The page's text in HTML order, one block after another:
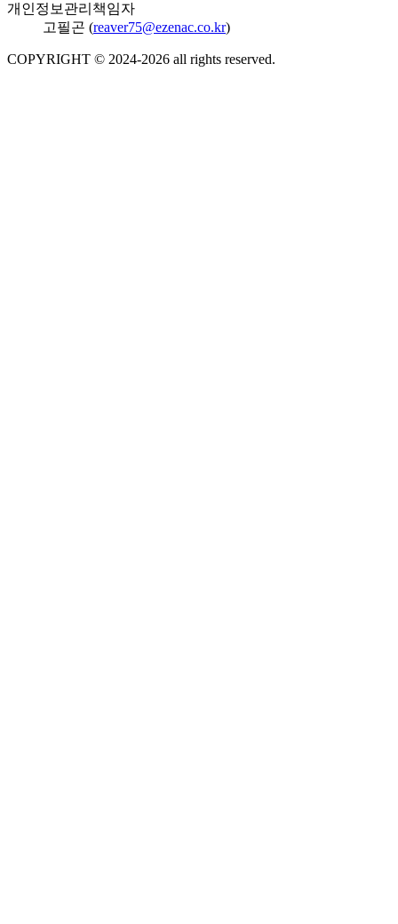
개인정보관리책임자
고필곤 (reaver75@ezenac.co.kr)
COPYRIGHT © 2024-2026 all rights reserved.